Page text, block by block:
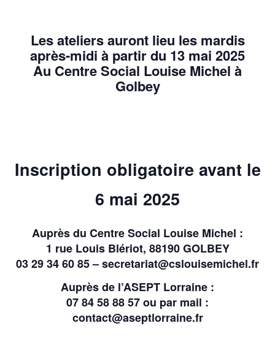
Les ateliers auront lieu les mardis
après-midi à partir du 13 mai 2025
Au Centre Social Louise Michel à
Golbey
Inscription obligatoire avant le
6 mai 2025
Auprès du Centre Social Louise Michel :
1 rue Louis Blériot, 88190 GOLBEY
03 29 34 60 85 – secretariat@cslouisemichel.fr
Auprès de l’ASEPT Lorraine :
07 84 58 88 57 ou par mail :
contact@aseptlorraine.fr